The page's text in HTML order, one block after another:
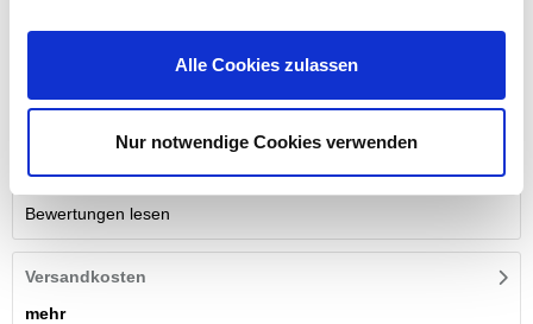
Alle Cookies zulassen
Nur notwendige Cookies verwenden
Das Vitavia Fundament für dein Anlehngewächshaus "Styx"
1300 bietet dir die ideale Basis für eine stabile und sichere
Bewertungen
Bewertungen lesen
Versandkosten
mehr